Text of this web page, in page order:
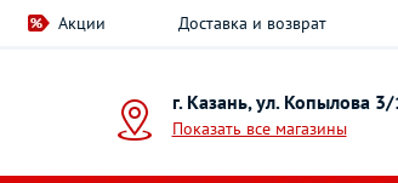
Акции Доставка и возврат
г. Казань, ул. Копылова 3/
Показать все магазины